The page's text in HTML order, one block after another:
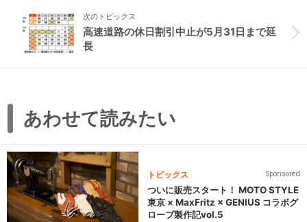
次のトピックス
高速道路の休日割引中止が5月31日まで延
長
あわせて読みたい
トピックス Sponsored
ついに販売スタート！ MOTO STYLE
東京 × MaxFritz × GENIUS コラボグ
ローブ製作記vol.5